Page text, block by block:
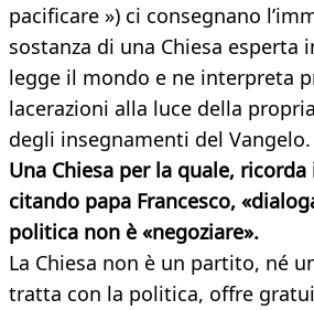
pacificare ») ci consegnano
sostanza di una Chiesa esperta
legge il mondo e ne interpreta
lacerazioni alla luce della
degli insegnamenti del Vangelo.
Una Chiesa per la quale,
citando papa Francesco,
politica non è «negoziare».
La Chiesa non è un partito, né
tratta con la politica, offre